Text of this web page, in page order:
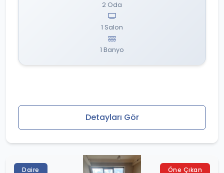
2 Oda
1 Salon
1 Banyo
Detayları Gör
Öne Çıkan
Daire